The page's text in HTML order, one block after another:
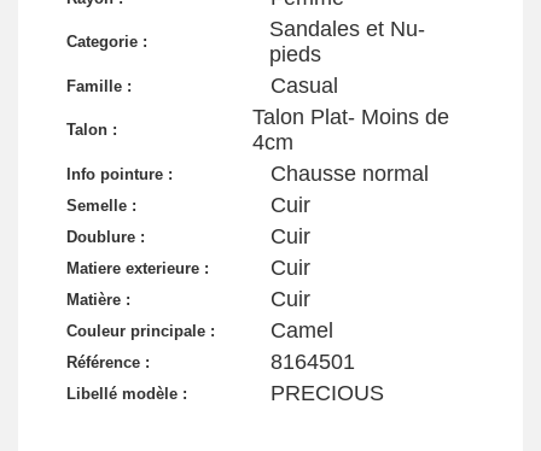
Categorie :
Sandales et Nu-
pieds
Famille : Casual
Talon :
Talon Plat- Moins de
4cm
Info pointure : Chausse normal
Semelle : Cuir
Doublure : Cuir
Matiere exterieure : Cuir
Matière : Cuir
Couleur principale : Camel
Référence : 8164501
Libellé modèle : PRECIOUS